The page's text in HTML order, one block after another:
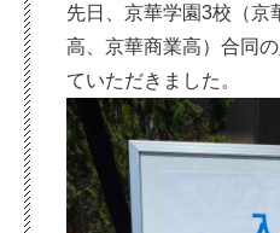
先日、京華学園3校（京
高、京華商業高）合同
ていただきました。